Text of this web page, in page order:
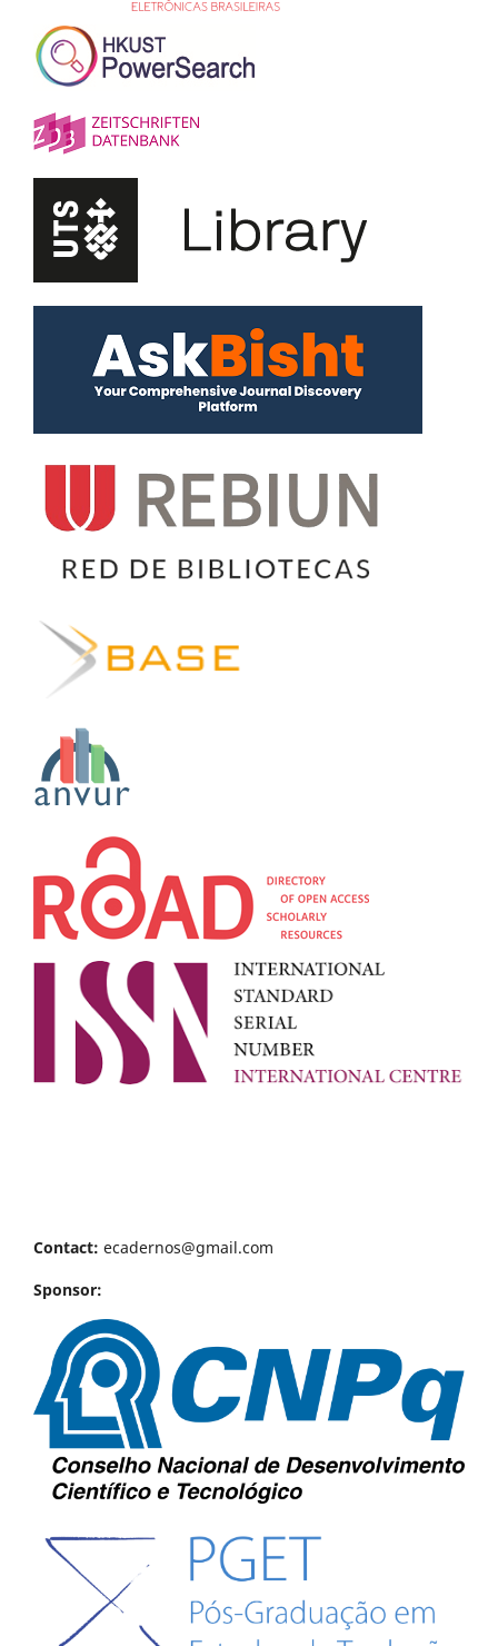
Contact: ecadernos@gmail.com
Sponsor: